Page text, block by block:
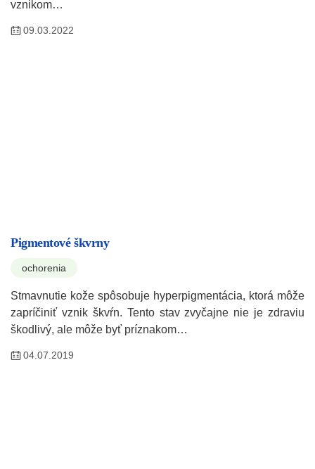
vznikom…
09.03.2022
Pigmentové škvrny
ochorenia
Stmavnutie kože spôsobuje hyperpigmentácia, ktorá môže
zapríčiniť vznik škvŕn. Tento stav zvyčajne nie je zdraviu
škodlivý, ale môže byť príznakom…
04.07.2019